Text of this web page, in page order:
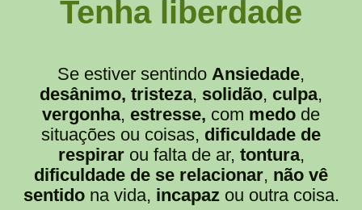
Tenha liberdade
Se estiver sentindo Ansiedade,
desânimo, tristeza, solidão, culpa,
vergonha, estresse, com medo de
situações ou coisas, dificuldade de
respirarou falta de ar, tontura,
dificuldade de se relacionar, não vê
sentidona vida, incapaz ou outra coisa.